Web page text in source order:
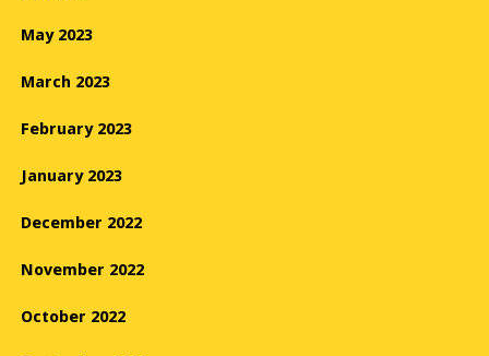
May 2023
March 2023
February 2023
January 2023
December 2022
November 2022
October 2022